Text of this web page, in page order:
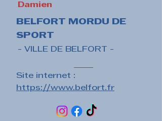
Damien
BELFORT MORDU DE
SPORT
- VILLE DE BELFORT -
Site internet :
https://www.belfort.fr